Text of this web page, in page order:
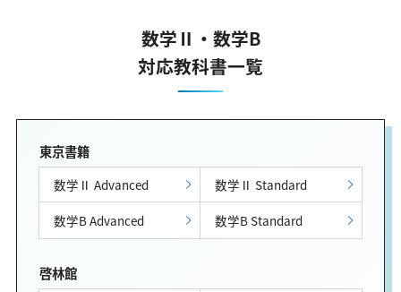
数学Ⅱ・数学B
対応教科書一覧
東京書籍
数学Ⅱ Advanced
数学Ⅱ Standard
数学B Advanced
数学B Standard
啓林館